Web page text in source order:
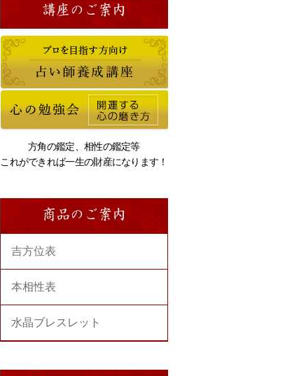
講座のご案内
方角の鑑定、相性の鑑定等
これができれば一生の財産になります！
商品のご案内
吉方位表
本相性表
水晶ブレスレット